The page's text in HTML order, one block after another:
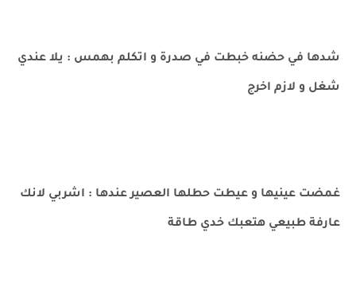
شدها في حضنه خبطت في صدرة و اتكلم بهمس : يلا عندي
شغل و لازم اخرج
غمضت عينيها و عيطت حطلها العصير عندها : اشربي لانك
عارفة طبيعي هتعبك خدي طاقة